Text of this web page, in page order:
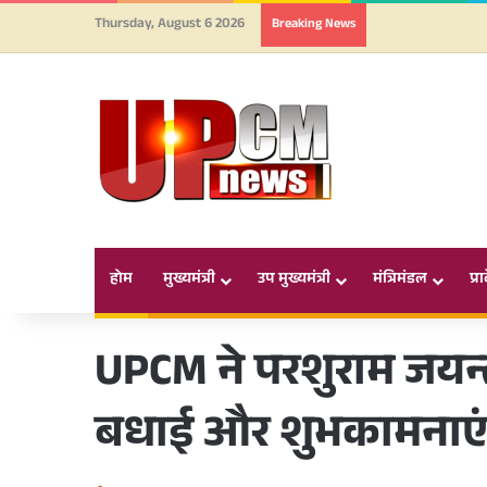
Thursday, August 6 2026 Breaking News
होम मुख्यमंत्री उप मुख्यमंत्री मंत्रिमंडल
UPCM ने परशुराम
बधाई और